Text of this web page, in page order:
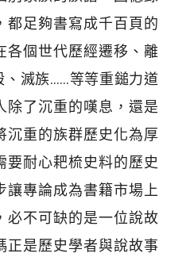
都足夠書寫成千百頁的
各個世代歷經遷移、離
、滅族……等等重鎚力道
除了沉重的嘆息，還是
沉重的族群歷史化為厚
要耐心耙梳史料的歷史
讓專論成為書籍市場上
必不可缺的是一位說故
是歷史學者與說故事